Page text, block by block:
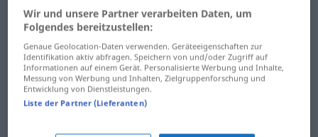
Wir und unsere Partner verarbeiten Daten, um
Folgendes bereitzustellen:
Genaue Geolocation-Daten verwenden. Geräteeigenschaften zur
Identifikation aktiv abfragen. Speichern von und/oder Zugriff auf
Informationen auf einem Gerät. Personalisierte Werbung und Inhalte,
Messung von Werbung und Inhalten, Zielgruppenforschung und
Entwicklung von Dienstleistungen.
Liste der Partner (Lieferanten)